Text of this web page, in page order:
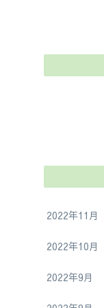
2022年11月
2022年10月
2022年9月